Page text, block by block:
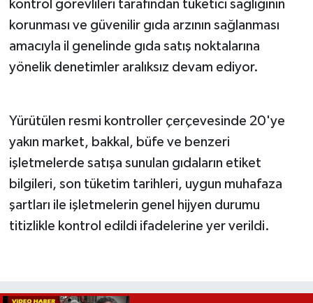
kontrol görevlileri tarafından tüketici sağlığının
korunması ve güvenilir gıda arzının sağlanması
amacıyla il genelinde gıda satış noktalarına
yönelik denetimler aralıksız devam ediyor.
Yürütülen resmi kontroller çerçevesinde 20'ye
yakın market, bakkal, büfe ve benzeri
işletmelerde satışa sunulan gıdaların etiket
bilgileri, son tüketim tarihleri, uygun muhafaza
şartları ile işletmelerin genel hijyen durumu
titizlikle kontrol edildi ifadelerine yer verildi.